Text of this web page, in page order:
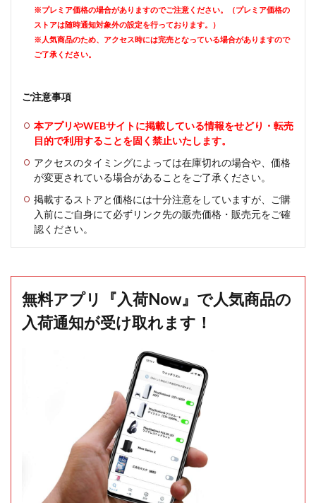
※プレミア価格の場合がありますのでご注意ください。（プレミア価格の
ストアは随時通知対象外の設定を行っております。）
※人気商品のため、アクセス時には完売となっている場合がありますので
ご了承ください。
ご注意事項
本アプリやWEBサイトに掲載している情報をせどり・転売
目的で利用することを固く禁止いたします。
アクセスのタイミングによっては在庫切れの場合や、価格
が変更されている場合があることをご了承ください。
掲載するストアと価格には十分注意をしていますが、ご購
入前にご自身にて必ずリンク先の販売価格・販売元をご確
認ください。
無料アプリ『入荷Now』で人気商品の
入荷通知が受け取れます！